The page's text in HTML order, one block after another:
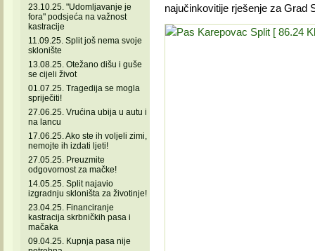
23.10.25. "Udomljavanje je
fora" podsjeća na važnost
kastracije
11.09.25. Split još nema svoje
sklonište
13.08.25. Otežano dišu i guše
se cijeli život
01.07.25. Tragedija se mogla
spriječiti!
27.06.25. Vrućina ubija u autu i
na lancu
17.06.25. Ako ste ih voljeli zimi,
nemojte ih izdati ljeti!
27.05.25. Preuzmite
odgovornost za mačke!
14.05.25. Split najavio
izgradnju skloništa za životinje!
23.04.25. Financiranje
kastracija skrbničkih pasa i
mačaka
09.04.25. Kupnja pasa nije
najučinkovitije rješenje za Grad